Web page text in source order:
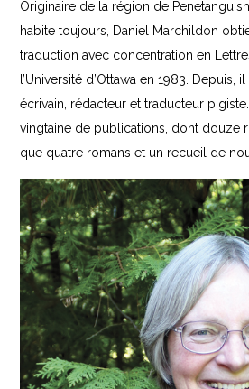
Originaire de la région de
habite toujours, Daniel Marchildon
traduction avec concentration en
l’Université d’Ottawa en 1983. Depuis,
écrivain, rédacteur et traducteur
vingtaine de publications, dont douze
que quatre romans et un recueil de